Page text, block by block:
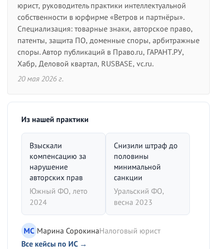
юрист, руководитель практики интеллектуальной
собственности в юрфирме «Ветров и партнёры».
Специализация: товарные знаки, авторское право,
патенты, защита ПО, доменные споры, арбитражные
споры. Автор публикаций в Право.ru, ГАРАНТ.РУ,
Хабр, Деловой квартал, RUSBASE, vc.ru.
20 мая 2026 г.
Из нашей практики
Взыскали
компенсацию за
нарушение
авторских прав
Южный ФО, лето
2024
Снизили штраф до
половины
минимальной
санкции
Уральский ФО,
весна 2023
МС Марина СорокинаНалоговый юрист
Все кейсы по ИС →